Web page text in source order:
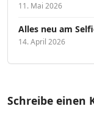
11. Mai 2026
Alles neu am
14. April 2026
Schreibe einen